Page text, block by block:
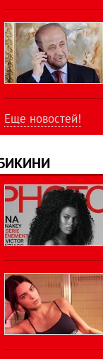
Еще новостей!